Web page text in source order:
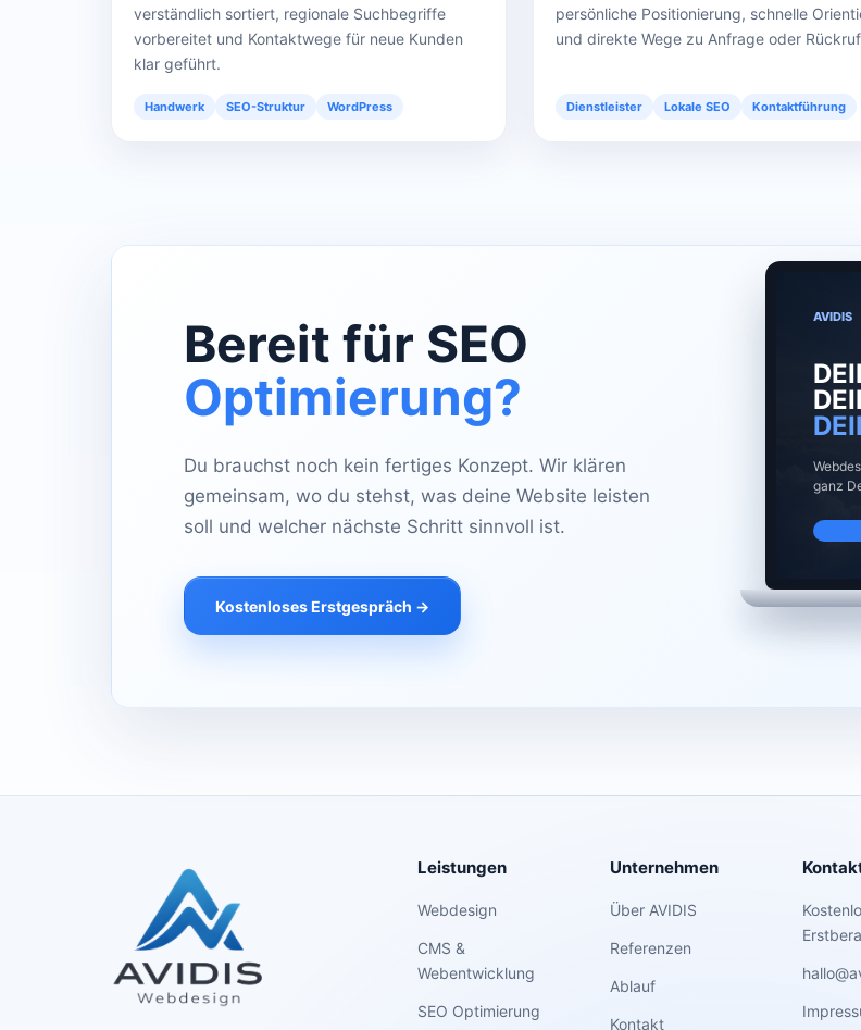
verständlich sortiert, regionale Suchbegriffe
vorbereitet und Kontaktwege für neue Kunden
klar geführt.
Handwerk SEO-Struktur WordPress
persönliche Positionierung, schnelle
und direkte Wege zu Anfrage oder
Dienstleister Lokale SEO Kontaktführung
Bereit für SEO
Optimierung?
Du brauchst noch kein fertiges Konzept. Wir klären
gemeinsam, wo du stehst, was deine Website leisten
soll und welcher nächste Schritt sinnvoll ist.
Kostenloses Erstgespräch →
AVIDIS
ganz
Leistungen
Webdesign
CMS &
Webentwicklung
SEO Optimierung
Unternehmen
Über AVIDIS
Referenzen
Ablauf
Kontakt